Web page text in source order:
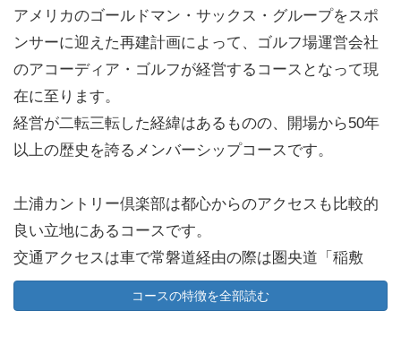
アメリカのゴールドマン・サックス・グループをスポ
ンサーに迎えた再建計画によって、ゴルフ場運営会社
のアコーディア・ゴルフが経営するコースとなって現
在に至ります。
経営が二転三転した経緯はあるものの、開場から50年
以上の歴史を誇るメンバーシップコースです。
土浦カントリー倶楽部は都心からのアクセスも比較的
良い立地にあるコースです。
交通アクセスは車で常磐道経由の際は圏央道「稲敷
IC」より6km、東関東自動車道からお越しの場合は圏
央道「稲敷東IC」より約5km、常磐自動車道を利用す
コースの特徴を全部読む